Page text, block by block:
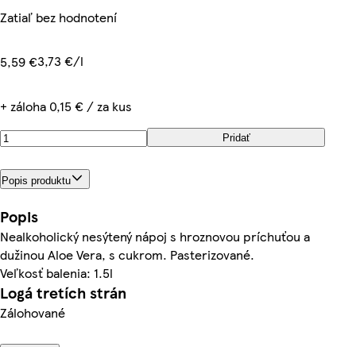
Zatiaľ bez hodnotení
5,59 €3,73 €/l
+ záloha 0,15 € / za kus
Pridať
Popis produktu
Popis
Nealkoholický nesýtený nápoj s hroznovou príchuťou a
dužinou Aloe Vera, s cukrom. Pasterizované.
Veľkosť balenia: 1.5l
Logá tretích strán
Zálohované